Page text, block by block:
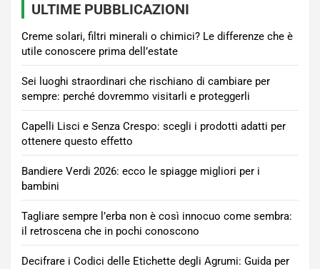
ULTIME PUBBLICAZIONI
Creme solari, filtri minerali o chimici? Le differenze che è
utile conoscere prima dell’estate
Sei luoghi straordinari che rischiano di cambiare per
sempre: perché dovremmo visitarli e proteggerli
Capelli Lisci e Senza Crespo: scegli i prodotti adatti per
ottenere questo effetto
Bandiere Verdi 2026: ecco le spiagge migliori per i
bambini
Tagliare sempre l’erba non è così innocuo come sembra:
il retroscena che in pochi conoscono
Decifrare i Codici delle Etichette degli Agrumi: Guida per